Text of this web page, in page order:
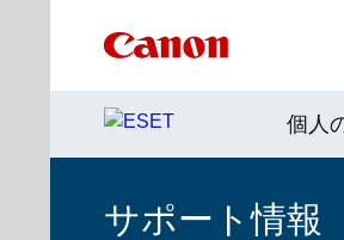
個人
サポート情報